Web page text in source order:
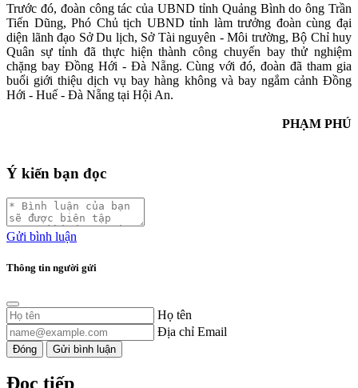
Trước đó, đoàn công tác của UBND tỉnh Quảng Bình do ông Trần
Tiến Dũng, Phó Chủ tịch UBND tỉnh làm trưởng đoàn cùng đại
diện lãnh đạo Sở Du lịch, Sở Tài nguyên - Môi trường, Bộ Chỉ huy
Quân sự tỉnh đã thực hiện thành công chuyến bay thử nghiệm
chặng bay Đồng Hới - Đà Nẵng. Cùng với đó, đoàn đã tham gia
buổi giới thiệu dịch vụ bay hàng không và bay ngắm cảnh Đồng
Hới - Huế - Đà Nẵng tại Hội An.
PHẠM PHÚ
Ý kiến bạn đọc
Gửi bình luận
Thông tin người gửi
Họ tên
Địa chỉ Email
Đóng Gửi bình luận
Đọc tiếp